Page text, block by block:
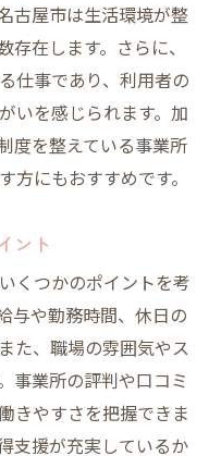
古屋市は生活環境が整
在します。さらに、
仕事であり、利用者の
いを感じられます。加
度を整えている事業所
にもおすすめです。
ント
くつかのポイントを考
与や勤務時間、休日の
た、職場の雰囲気やス
事業所の評判や口コミ
きやすさを把握できま
支援が充実しているか